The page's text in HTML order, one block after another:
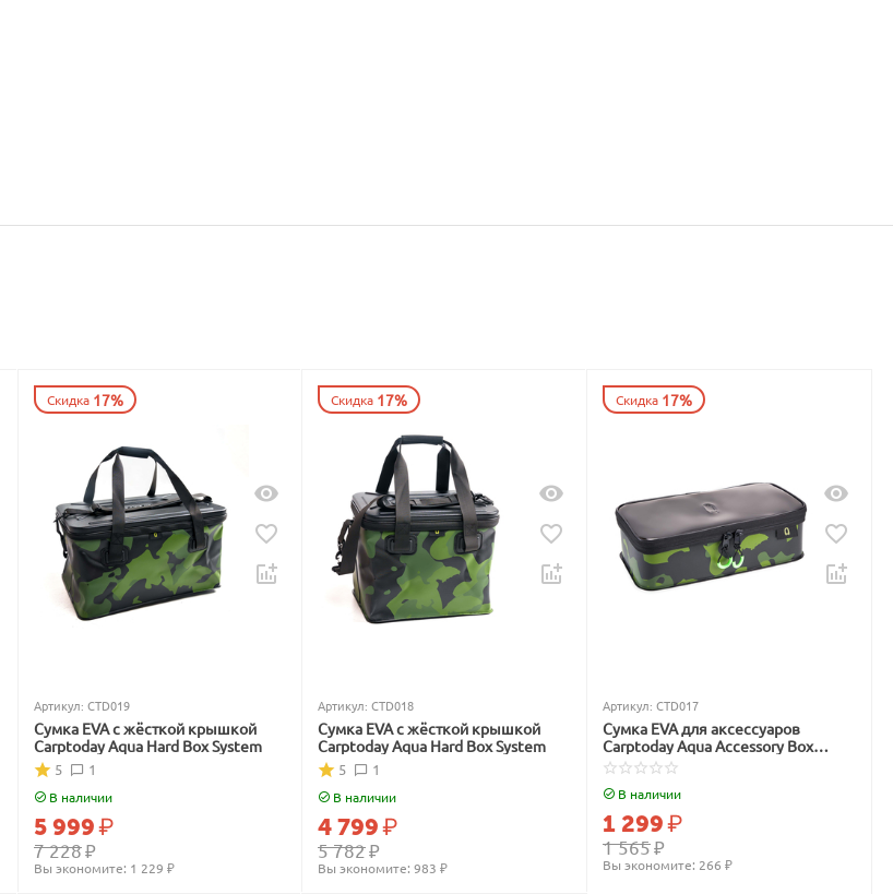
Скидка 17%
Артикул: CTD019
Сумка EVA с жёсткой крышкой
Carptoday Aqua Hard Box System
1
5
В наличии
7 228₽
5 999₽
Вы экономите: 1 229 ₽
Скидка 17%
Артикул: CTD018
Сумка EVA с жёсткой крышкой
Carptoday Aqua Hard Box System
1
5
В наличии
5 782₽
4 799₽
Вы экономите: 983 ₽
Скидка 17%
Артикул: CTD017
Сумка EVA для аксессуаров
Carptoday Aqua Accessory Box
System
В наличии
1 565₽
1 299₽
Вы экономите: 266 ₽